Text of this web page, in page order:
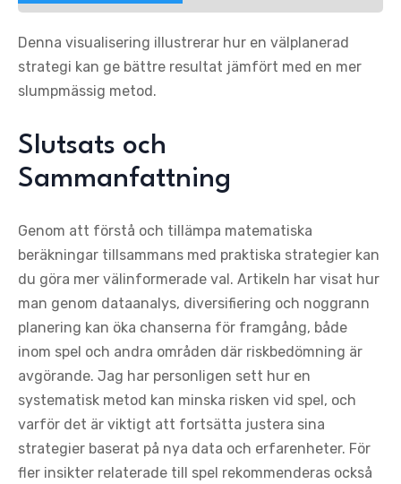
Denna visualisering illustrerar hur en välplanerad
strategi kan ge bättre resultat jämfört med en mer
slumpmässig metod.
Slutsats och
Sammanfattning
Genom att förstå och tillämpa matematiska
beräkningar tillsammans med praktiska strategier kan
du göra mer välinformerade val. Artikeln har visat hur
man genom dataanalys, diversifiering och noggrann
planering kan öka chanserna för framgång, både
inom spel och andra områden där riskbedömning är
avgörande. Jag har personligen sett hur en
systematisk metod kan minska risken vid spel, och
varför det är viktigt att fortsätta justera sina
strategier baserat på nya data och erfarenheter. För
fler insikter relaterade till spel rekommenderas också